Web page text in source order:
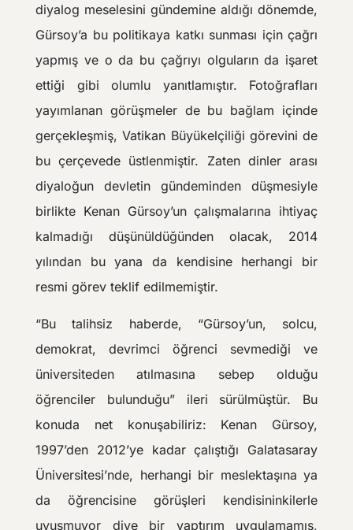
diyalog meselesini gündemine aldığı dönemde,
Gürsoy’a bu politikaya katkı sunması için çağrı
yapmış ve o da bu çağrıyı olguların da işaret
ettiği gibi olumlu yanıtlamıştır. Fotoğrafları
yayımlanan görüşmeler de bu bağlam içinde
gerçekleşmiş, Vatikan Büyükelçiliği görevini de
bu çerçevede üstlenmiştir. Zaten dinler arası
diyaloğun devletin gündeminden düşmesiyle
birlikte Kenan Gürsoy’un çalışmalarına ihtiyaç
kalmadığı düşünüldüğünden olacak, 2014
yılından bu yana da kendisine herhangi bir
resmi görev teklif edilmemiştir.
“Bu talihsiz haberde, “Gürsoy’un, solcu,
demokrat, devrimci öğrenci sevmediği ve
üniversiteden atılmasına sebep olduğu
öğrenciler bulunduğu” ileri sürülmüştür. Bu
konuda net konuşabiliriz: Kenan Gürsoy,
1997’den 2012’ye kadar çalıştığı Galatasaray
Üniversitesi’nde, herhangi bir meslektaşına ya
da öğrencisine görüşleri kendisininkilerle
uyuşmuyor diye bir yaptırım uygulamamış,